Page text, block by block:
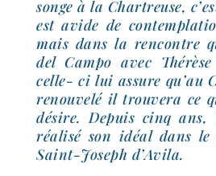
songe à la Chartreuse,
est avide de
mais dans la ren­contre
del Campo avec
celle- ci lui assure qu’au
renou­ve­lé il trou­ve­ra ce
désire. Depuis cinq ans,
réa­li­sé son idéal dans
Saint-​Joseph d’Avila.